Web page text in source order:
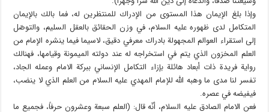
وإذا بلغ الإيمان هذا المستوى من الإدراك للمنتظرين له، فما بالك بالإيمان
المتكامل لدى ظهوره عليه السلام، في وزن الحقائق بالعقل السليم، والتوصّل
إلى استقراء العوالم المجهولة بادراك معرفي دقيق، لاسيما فيما ينشره الإمام من
العلم المخزون الذي يتم في استخراجه له عند دولته الميمونة وقيامها، فهنالك
رواية فريدة ذات أبعاد هائلة بإزاء التكامل الإنساني ببركة الامام وعمله الجاد،
تفسر لنا مدى ما وهبه الله للإمام المهدي عليه السلام من العلم الذي لا ينضب،
فيفيضه في عصره.
فعن الامام الصادق عليه السلام، أنّه قال: (العلم سبعة وعشرون حرفاً، فجميع ما